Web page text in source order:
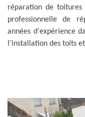
réparation de
professionnelle de
années d'expérience
l’installation des toits